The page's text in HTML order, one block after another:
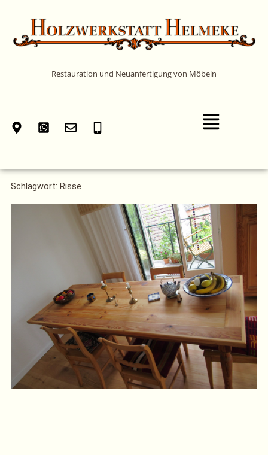
springen
Restauration und Neuanfertigung von Möbeln
Main
Menu
Schlagwort: Risse